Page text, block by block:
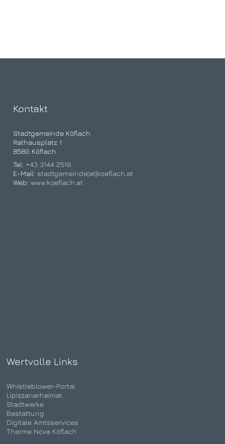
Kontakt
Stadtgemeinde Köflach
Rathausplatz 1
8580 Köflach
Tel: +43 3144 2519
E-Mail: stadtgemeinde[at]koeflach.at
Web:www.koeflach.at
Wertvolle Links
Whistleblower-Portal
Lipizzanerheimat
Stadtwerke
Bestattung
Digitale Amtsservices
Therme Nova Köflach